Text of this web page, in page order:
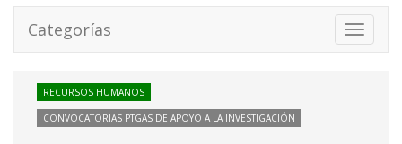
Toggle
Categorías
RECURSOS HUMANOS
CONVOCATORIAS PTGAS DE APOYO A LA INVESTIGACIÓN